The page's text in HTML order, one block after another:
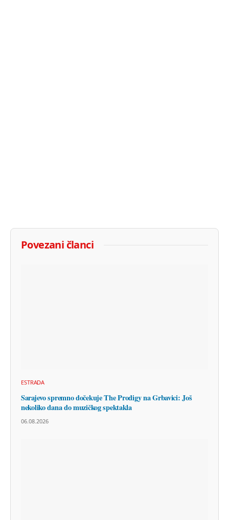
Povezani članci
ESTRADA
Sarajevo spremno dočekuje The Prodigy na Grbavici: Još
nekoliko dana do muzičkog spektakla
06.08.2026